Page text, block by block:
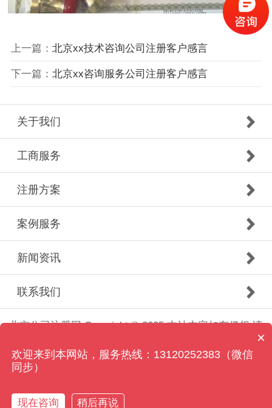
上一篇： 北京xx技术咨询公司注册客户感言
下一篇： 北京xx咨询服务公司注册客户感言
关于我们
工商服务
注册方案
案例服务
新闻资讯
联系我们
北京公司注册网 Copyright © 2025 本站内容如有侵权,请
京ICP备2021034375号-12
×
欢迎来到本网站，服务热线：13120252383（微信
同步）
现在咨询 稍后再说